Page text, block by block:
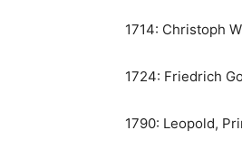
1714: Christoph
1724: Friedrich
1790: Leopold,